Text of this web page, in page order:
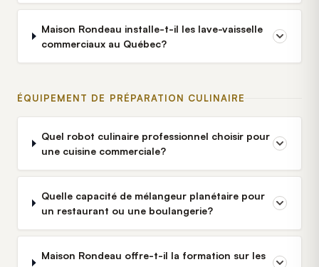
Maison Rondeau installe-t-il les lave-vaisselle
commerciaux au Québec?
ÉQUIPEMENT DE PRÉPARATION CULINAIRE
Quel robot culinaire professionnel choisir pour
une cuisine commerciale?
Quelle capacité de mélangeur planétaire pour
un restaurant ou une boulangerie?
Maison Rondeau offre-t-il la formation sur les